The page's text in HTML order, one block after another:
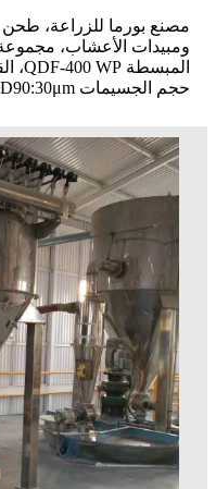
مصنع بورما للزراعة،
ومبيدات الأعشاب،
حجم الجسيمات D90:30μm